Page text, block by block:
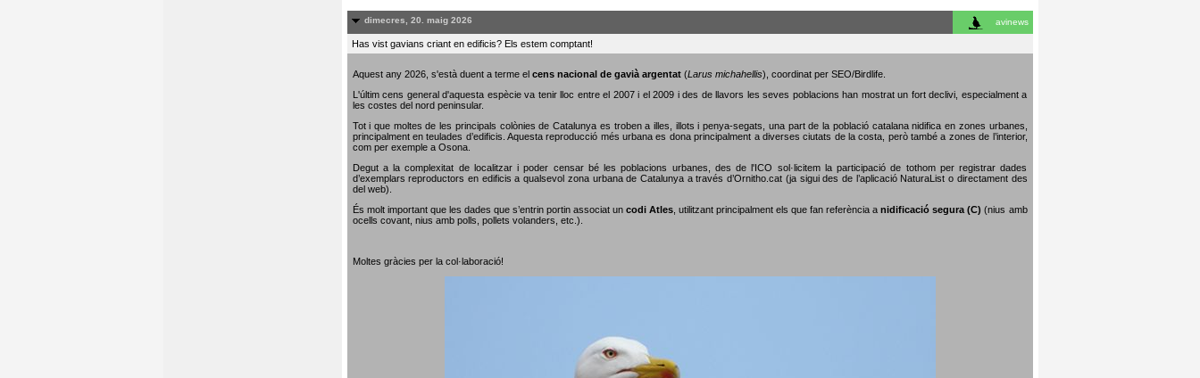
dimecres, 20. maig 2026 avinews
Has vist gavians criant en edificis? Els estem comptant!
Aquest any 2026, s'està duent a terme el cens nacional de gavià argentat(Larus michahellis), coordinat per SEO/Birdlife.
L'últim cens general d'aquesta espècie va tenir lloc entre el 2007 i el 2009 i des de llavors les seves poblacions han mostrat un fort declivi, especialment a
les costes del nord peninsular.
Tot i que moltes de les principals colònies de Catalunya es troben a illes, illots i penya-segats, una part de la població catalana nidifica en zones urbanes,
principalment en teulades d’edificis. Aquesta reproducció més urbana es dona principalment a diverses ciutats de la costa, però també a zones de l’interior,
com per exemple a Osona.
Degut a la complexitat de localitzar i poder censar bé les poblacions urbanes, des de l'ICO sol·licitem la participació de tothom per registrar dades
d’exemplars reproductors en edificis a qualsevol zona urbana de Catalunya a través d’Ornitho.cat (ja sigui des de l’aplicació NaturaList o directament des
del web).
És molt important que les dades que s’entrin portin associat un codi Atles , utilitzant principalment els que fan referència anidificació segura (C) (nius amb
ocells covant, nius amb polls, pollets volanders, etc.).
Moltes gràcies per la col·laboració!